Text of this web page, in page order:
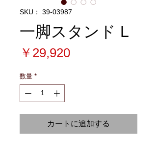
SKU： 39-03987
一脚スタンド L
￥29,920価
数量 *
カートに追加する